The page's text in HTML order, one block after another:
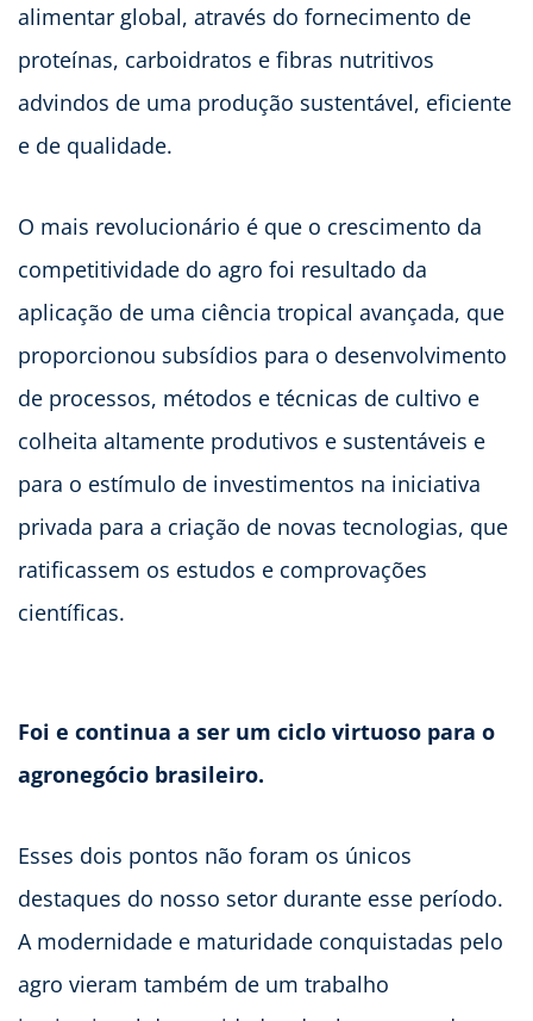
alimentar global, através do fornecimento de
proteínas, carboidratos e fibras nutritivos
advindos de uma produção sustentável, eficiente
e de qualidade.
O mais revolucionário é que o crescimento da
competitividade do agro foi resultado da
aplicação de uma ciência tropical avançada, que
proporcionou subsídios para o desenvolvimento
de processos, métodos e técnicas de cultivo e
colheita altamente produtivos e sustentáveis e
para o estímulo de investimentos na iniciativa
privada para a criação de novas tecnologias, que
ratificassem os estudos e comprovações
científicas.
Foi e continua a ser um ciclo virtuoso para o
agronegócio brasileiro.
Esses dois pontos não foram os únicos
destaques do nosso setor durante esse período.
A modernidade e maturidade conquistadas pelo
agro vieram também de um trabalho